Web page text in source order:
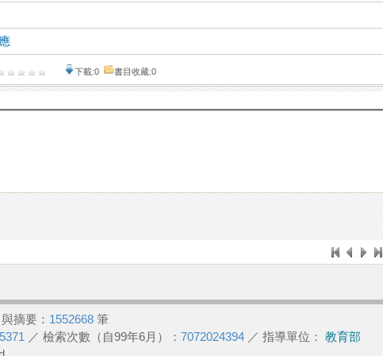
下載:0 書目收藏:0
摘要： 1552668 筆
／ 檢索次數（自99年6月）： 7072024394 ／ 指導單位： 教育部